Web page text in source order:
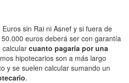
sin Rai ni Asnef y si fuera de
euros deberá ser con garantía
calcular cuanto pagaría por una
hipotecarios son a más largo
y se suelen calcular sumando un
.